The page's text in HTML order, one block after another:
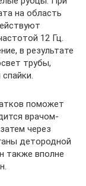
на область
12 Гц.
в результате
трубы,
поможет
врачом-
через
детородной
также вполне